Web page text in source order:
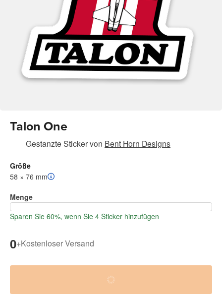
Talon One
Gestanzte Stickervon Bent Horn Designs
Größe
58 × 76 mm
Menge
Sparen Sie 60%, wenn Sie 4 Sticker hinzufügen
0+Kostenloser Versand